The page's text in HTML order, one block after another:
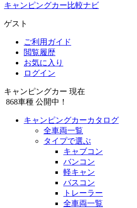
キャンピングカー比較ナビ
ゲスト
ご利用ガイド
閲覧履歴
お気に入り
ログイン
キャンピングカー 現在
868車種 公開中！
キャンピングカーカタログ
全車両一覧
タイプで選ぶ
キャブコン
バンコン
軽キャン
バスコン
トレーラー
全車両一覧